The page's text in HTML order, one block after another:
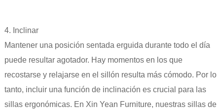
4. Inclinar
Mantener una posición sentada erguida durante todo el día
puede resultar agotador. Hay momentos en los que
recostarse y relajarse en el sillón resulta más cómodo. Por lo
tanto, incluir una función de inclinación es crucial para las
sillas ergonómicas. En Xin Yean Furniture, nuestras sillas de